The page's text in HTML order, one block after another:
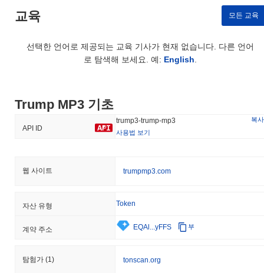
사, 운영의 투명성, 규제 기관 및 커뮤니티와의 열린 소통을 통해
이러한 위험을 완화하기 위해 적극적으로 노력하고 있습니다.
Trump MP3 (TRUMP3) FAQ – 핵심 지표 및 시
장 인사이트
Trump MP3 (TRUMP3)는 centralized and decentralized 암호화폐
거래소에서 널리 이용할 수 있습니다.
역대 최고가(ATH):
$0.002182
Trump MP3는 더 넓은 암호화폐 시장과 비교하여 어떤
교육 모든 교육
선택한 언어로 제공되는 교육 기사가 현재 없습니다. 다른 언어
로 탐색해 보세요. 예: English
Trump MP3 기초
API ID
trump3-trump-mp3
복사
사용법 보기
웹 사이트 trumpmp3.com
자산 유형 Token
계약 주소 EQAl...yFFS 부
탐험가 (1) tonscan.org